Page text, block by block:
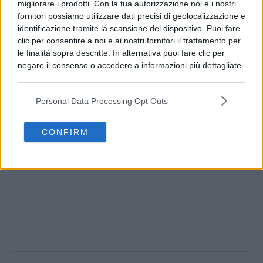
migliorare i prodotti. Con la tua autorizzazione noi e i nostri
fornitori possiamo utilizzare dati precisi di geolocalizzazione e
identificazione tramite la scansione del dispositivo. Puoi fare
clic per consentire a noi e ai nostri fornitori il trattamento per
le finalità sopra descritte. In alternativa puoi fare clic per
negare il consenso o accedere a informazioni più dettagliate
possono non richiedere il tuo consenso, ma hai il diritto di
opporti a tale trattamento. Le tue preferenze si
preferenze in qualsiasi momento ritornando su questo sito o
consultando la nostrainformativa sulla riservatezza.
Personal Data Processing Opt Outs
CONFIRM